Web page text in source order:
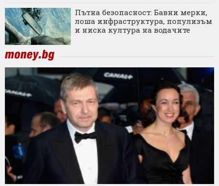
Пътна безопасност: Бавни мерки,
лоша инфраструктура, популизъм
и ниска култура на водачите